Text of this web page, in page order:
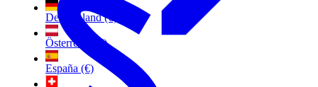
Deutschland (€)
Österreich (€)
España (€)